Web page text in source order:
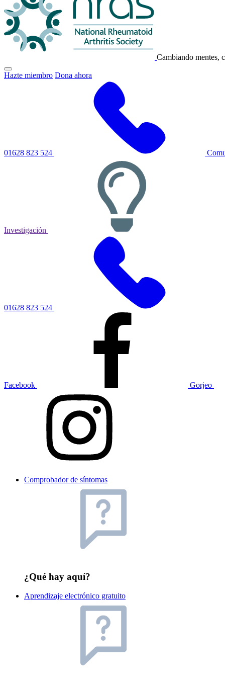
Cambiando mentes,
Haga
clic
Hazte miembro Dona ahora
01628 823 524
Investigación
01628 823 524
Facebook Gorjeo
Comprobador de síntomas
¿Qué hay aquí?
Aprendizaje electrónico gratuito